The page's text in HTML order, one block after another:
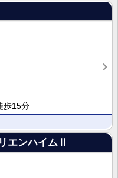
歩15分
エンハイムⅡ